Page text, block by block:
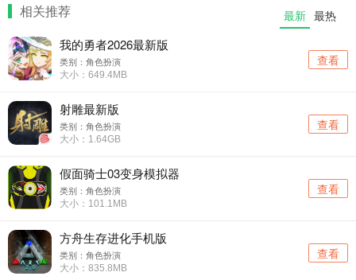
相关推荐 最新 最热
我的勇者2026最新版
类别：角色扮演
大小：649.4MB
查看
射雕最新版
类别：角色扮演
大小：1.64GB
查看
假面骑士03变身模拟器
类别：角色扮演
大小：101.1MB
查看
方舟生存进化手机版
类别：角色扮演
大小：835.8MB
查看